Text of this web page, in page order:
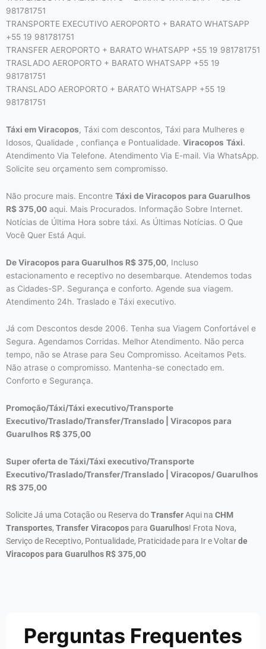
981781751
TRANSPORTE EXECUTIVO AEROPORTO + BARATO WHATSAPP
+55 19 981781751
TRANSFER AEROPORTO + BARATO WHATSAPP +55 19 981781751
TRASLADO AEROPORTO + BARATO WHATSAPP +55 19
981781751
TRANSLADO AEROPORTO + BARATO WHATSAPP +55 19
981781751
Táxi em Viracopos, Táxi com descontos, Táxi para Mulheres e
Idosos, Qualidade , confiança e Pontualidade. Viracopos Táxi.
Atendimento Via Telefone. Atendimento Via E-mail. Via WhatsApp.
Solicite seu orçamento sem compromisso.
Não procure mais. Encontre Táxi de Viracopos para Guarulhos
R$ 375,00 aqui. Mais Procurados. Informação Sobre Internet.
Notícias de Última Hora sobre táxi. As Últimas Notícias. O Que
Você Quer Está Aqui.
De Viracopos para Guarulhos R$ 375,00, Incluso
estacionamento e receptivo no desembarque. Atendemos todas
as Cidades-SP. Segurança e conforto. Agende sua viagem.
Atendimento 24h. Traslado e Táxi executivo.
Já com Descontos desde 2006. Tenha sua Viagem Confortável e
Segura. Agendamos Corridas. Melhor Atendimento. Não perca
tempo, não se Atrase para Seu Compromisso. Aceitamos Pets.
Não atrase o compromisso. Mantenha-se conectado em.
Conforto e Segurança.
Promoção/Táxi/Táxi executivo/Transporte
Executivo/Traslado/Transfer/Translado | Viracopos para
Guarulhos R$ 375,00
Super oferta de Táxi/Táxi executivo/Transporte
Executivo/Traslado/Transfer/Translado | Viracopos/ Guarulhos
R$ 375,00
Solicite Já uma Cotação ou Reserva doTransferAqui na CHM
Transportes, Transfer Viracopos para Guarulhos! Frota Nova,
Serviço de Receptivo, Pontualidade, Praticidade para Ir e Voltarde
Viracopos para Guarulhos R$ 375,00
Perguntas Frequentes